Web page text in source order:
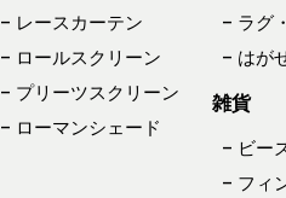
– レースカーテン
– ロールスクリーン
– プリーツスクリーン
– ローマンシェード
– ラグ
– はが
雑貨
– ビー
– フィ